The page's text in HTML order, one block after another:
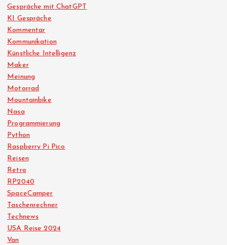
Gespräche mit ChatGPT
KI Gespräche
Kommentar
Kommunikation
Künstliche Intelligenz
Maker
Meinung
Motorrad
Mountainbike
Nasa
Programmierung
Python
Raspberry Pi Pico
Reisen
Retro
RP2040
SpaceCamper
Taschenrechner
Technews
USA Reise 2024
Van